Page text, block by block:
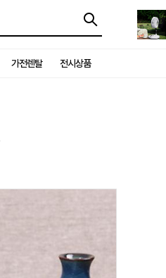
가전렌탈 전시상품